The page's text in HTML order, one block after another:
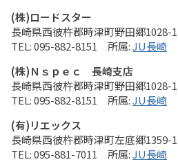
(株)ロードスター
長崎県西彼杵郡時津町野田郷1028-1
095-882-8151
JU長崎
(株)Ｎｓｐｅｃ 長崎支店
長崎県西彼杵郡時津町野田郷1028-1
095-882-8151
JU長崎
(有)リエックス
長崎県西彼杵郡時津町左底郷1359-1
095-881-7011
JU長崎